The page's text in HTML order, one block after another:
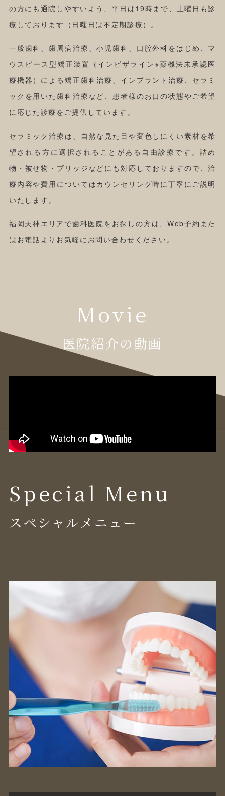
の方にも通院しやすいよう、平日は19時まで、土曜日も診
療しております（日曜日は不定期診療）。
一般歯科、歯周病治療、小児歯科、口腔外科をはじめ、マ
ウスピース型矯正装置（インビザライン※薬機法未承認医
療機器）による矯正歯科治療、インプラント治療、セラミ
ックを用いた歯科治療など、患者様のお口の状態やご希望
に応じた診療をご提供しています。
セラミック治療は、自然な見た目や変色しにくい素材を希
望される方に選択されることがある自由診療です。詰め
物・被せ物・ブリッジなどにも対応しておりますので、治
療内容や費用についてはカウンセリング時に丁寧にご説明
いたします。
福岡天神エリアで歯科医院をお探しの方は、Web予約また
はお電話よりお気軽にお問い合わせください。
Movie
医院紹介の動画
Special Menu
スペシャルメニュー